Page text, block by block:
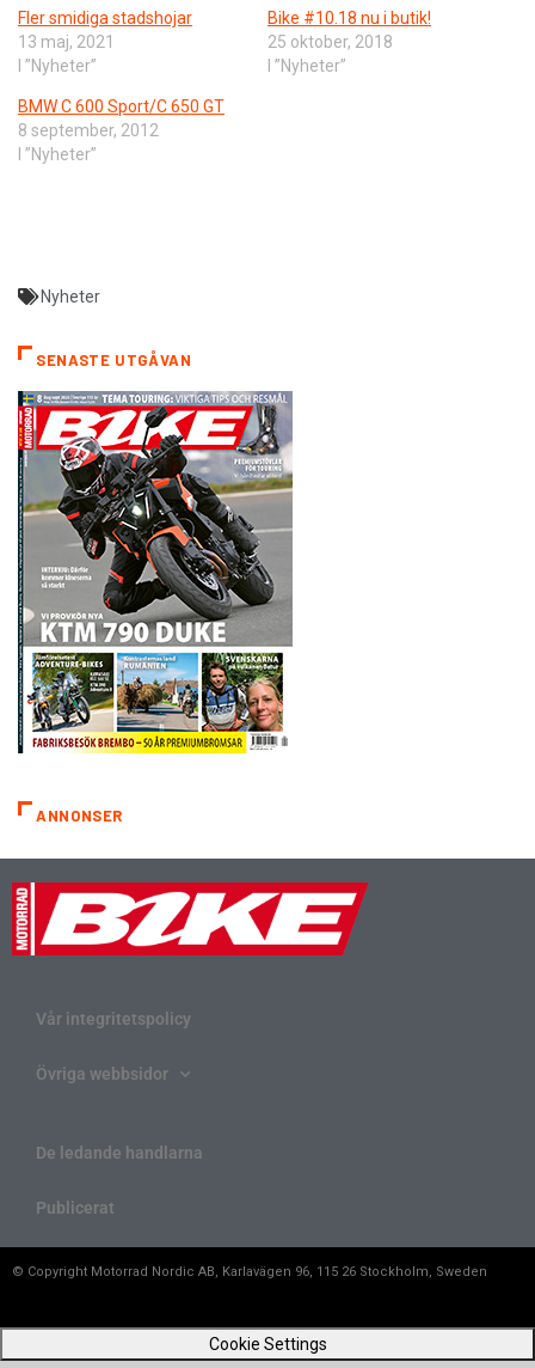
Fler smidiga stadshojar
13 maj, 2021
I ”Nyheter”
Bike #10.18 nu i butik!
25 oktober, 2018
I ”Nyheter”
BMW C 600 Sport/C 650 GT
8 september, 2012
I ”Nyheter”
Nyheter
SENASTE UTGÅVAN
ANNONSER
Vår integritetspolicy
Övriga webbsidor
De ledande handlarna
Publicerat
© Copyright Motorrad Nordic AB, Karlavägen 96, 115 26 Stockholm, Sweden
Cookie Settings